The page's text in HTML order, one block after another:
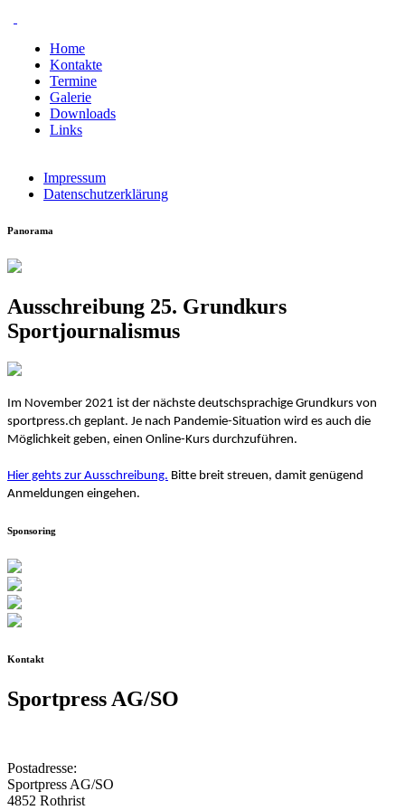
Home
Kontakte
Termine
Galerie
Downloads
Links
Impressum
Datenschutzerklärung
Panorama
Ausschreibung 25. Grundkurs
Sportjournalismus
Im November 2021 ist der nächste deutschsprachige Grundkurs von
sportpress.ch geplant. Je nach Pandemie-Situation wird es auch die
Möglichkeit geben, einen Online-Kurs durchzuführen.
Hier gehts zur Ausschreibung. Bitte breit streuen, damit genügend
Anmeldungen eingehen.
Sponsoring
Kontakt
Sportpress AG/SO
Postadresse:
Sportpress AG/SO
4852 Rothrist